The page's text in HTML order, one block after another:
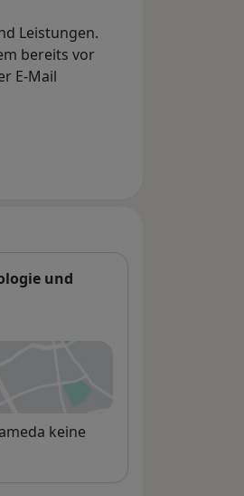
Leistungen.
bereits vor
E-Mail
und
keine